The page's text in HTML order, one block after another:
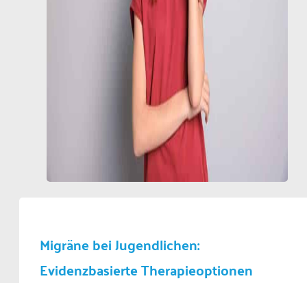
Migräne bei Jugendlichen:
Evidenzbasierte Therapieoptionen